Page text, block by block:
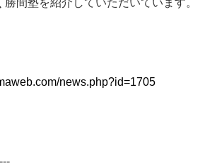
news.php?id=1705